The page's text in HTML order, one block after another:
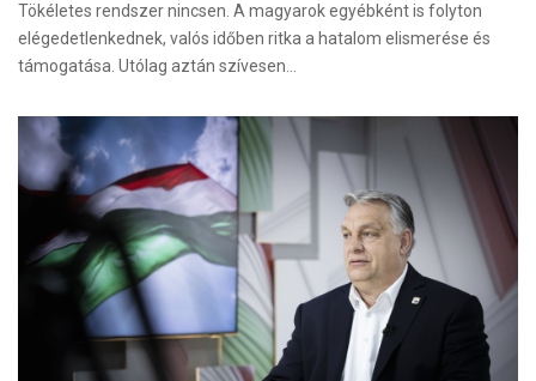
Tökéletes rendszer nincsen. A magyarok egyébként is folyton
elégedetlenkednek, valós időben ritka a hatalom elismerése és
támogatása. Utólag aztán szívesen…